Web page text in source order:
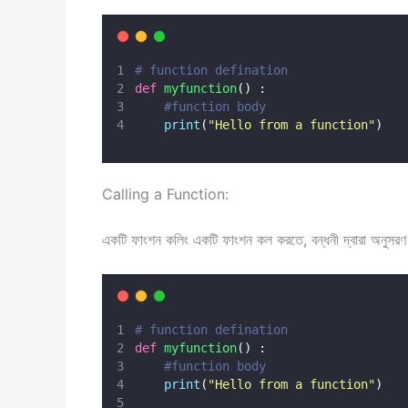
# function defination
def myfunction() :
#function body
print ( "Hello from a function")
Calling a Function:
একটি ফাংশন কলিং একটি ফাংশন কল করতে, বন্ধনী দ্বারা
# function defination
def myfunction() :
#function body
print ( "Hello from a function")